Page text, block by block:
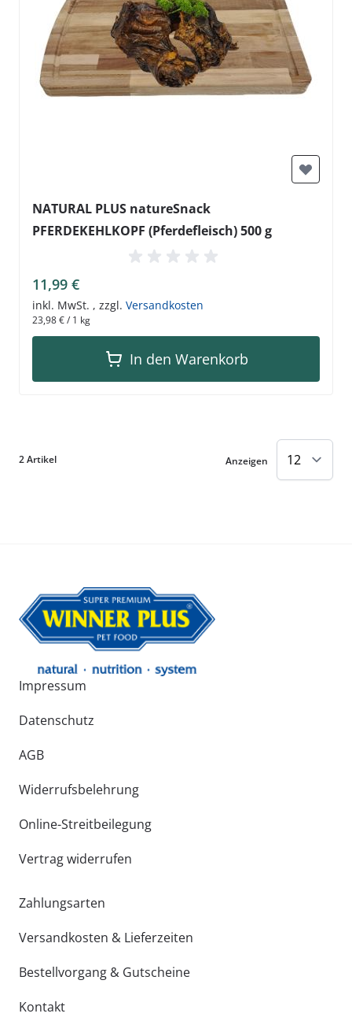
NATURAL PLUS natureSnack
PFERDEKEHLKOPF (Pferdefleisch) 500 g
11,99 €
inkl. MwSt. , zzgl. Versandkosten
23,98 €/ 1 kg
In den Warenkorb
2Artikel Anzeigen
Impressum
Datenschutz
AGB
Widerrufsbelehrung
Online-Streitbeilegung
Vertrag widerrufen
Zahlungsarten
Versandkosten & Lieferzeiten
Bestellvorgang & Gutscheine
Kontakt